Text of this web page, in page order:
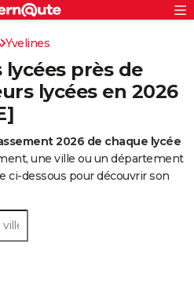
Yvelines
lycées près de
lycées en 2026
2026 de chaque lycée
une ville ou un département
ci-dessous pour découvrir son